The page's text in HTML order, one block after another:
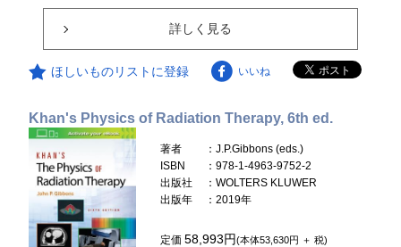
詳しく見る
ほしいものリストに登録 いいね
Khan's Physics of Radiation Therapy, 6th ed.
著者
：J.P.Gibbons (eds.)
ISBN
：978-1-4963-9752-2
出版社
：WOLTERS KLUWER
出版年
：2019年
定価58,993円(本体53,630円 ＋ 税)